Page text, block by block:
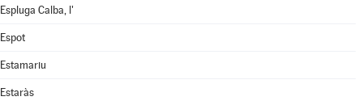
Espluga Calba, l'
Espot
Estamariu
Estaràs